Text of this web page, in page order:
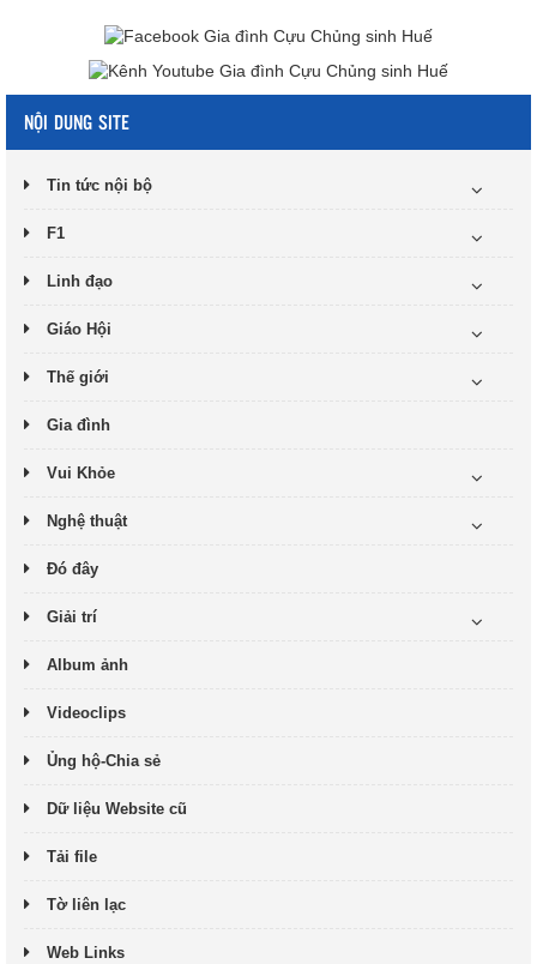
NỘI DUNG SITE
Tin tức nội bộ
F1
Linh đạo
Giáo Hội
Thế giới
Gia đình
Vui Khỏe
Nghệ thuật
Đó đây
Giải trí
Album ảnh
Videoclips
Ủng hộ-Chia sẻ
Dữ liệu Website cũ
Tải file
Tờ liên lạc
Web Links